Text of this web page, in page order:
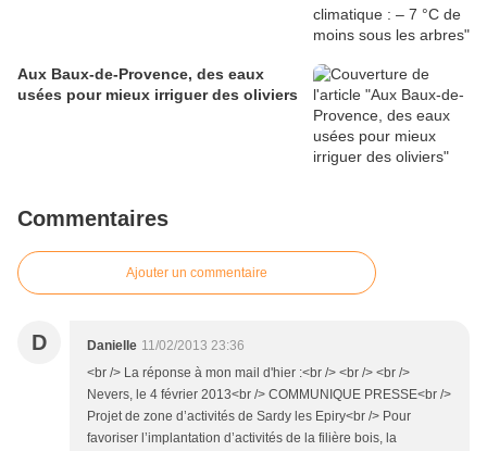
Aux Baux-de-Provence, des eaux
usées pour mieux irriguer des oliviers
Commentaires
Ajouter un commentaire
D Danielle 11/02/2013 23:36
<br /> La réponse à mon mail d'hier :<br /> <br /> <br />
Nevers, le 4 février 2013<br /> COMMUNIQUE PRESSE<br />
Projet de zone d’activités de Sardy les Epiry<br /> Pour
favoriser l’implantation d’activités de la filière bois, la